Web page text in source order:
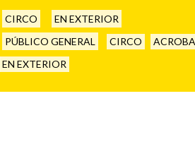
CIRCO
EN EXTERIOR
PÚBLICO GENERAL
CIRCO
EN EXTERIOR